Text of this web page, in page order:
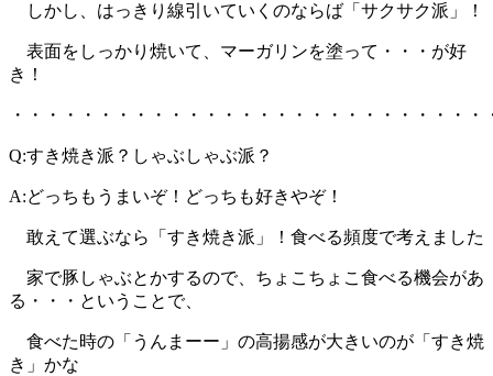
しかし、はっきり線引いていくのならば「サクサク派」！
表面をしっかり焼いて、マーガリンを塗って・・・が好
き！
・・・・・・・・・・・・・・・・・・・・・・・・・・
Q:すき焼き派？しゃぶしゃぶ派？
A:どっちもうまいぞ！どっちも好きやぞ！
敢えて選ぶなら「すき焼き派」！食べる頻度で考えました
家で豚しゃぶとかするので、ちょこちょこ食べる機会があ
る・・・ということで、
食べた時の「うんまーー」の高揚感が大きいのが「すき焼
き」かな